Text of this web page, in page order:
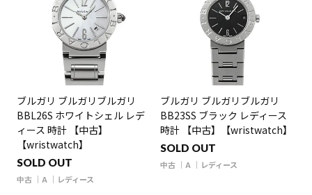
ブルガリ ブルガリブルガリ
BBL26S ホワイトシェル レデ
ィース 時計 【中古】
【wristwatch】
SOLD OUT
中古 A レディース
ブルガリ ブルガリブルガリ
BB23SS ブラック レディース
時計 【中古】【wristwatch】
SOLD OUT
中古 A レディース